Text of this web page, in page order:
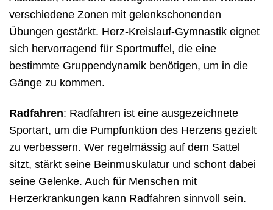
verschiedene Zonen mit gelenkschonenden
Übungen gestärkt. Herz-Kreislauf-Gymnastik eignet
sich hervorragend für Sportmuffel, die eine
bestimmte Gruppendynamik benötigen, um in die
Gänge zu kommen.
Radfahren: Radfahren ist eine ausgezeichnete
Sportart, um die Pumpfunktion des Herzens gezielt
zu verbessern. Wer regelmässig auf dem Sattel
sitzt, stärkt seine Beinmuskulatur und schont dabei
seine Gelenke. Auch für Menschen mit
Herzerkrankungen kann Radfahren sinnvoll sein.